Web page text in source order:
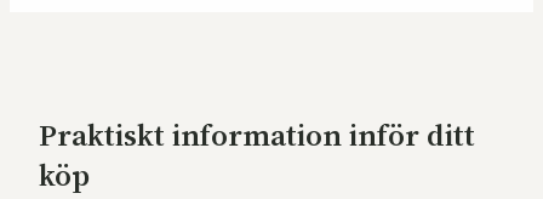
Praktiskt information inför ditt
köp